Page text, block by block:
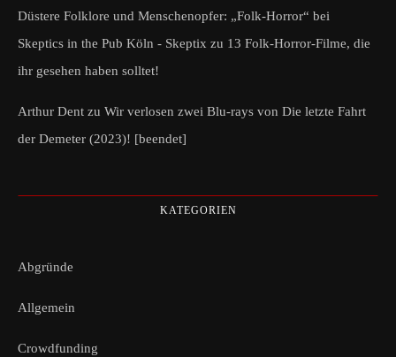
Düstere Folklore und Menschenopfer: „Folk-Horror“ bei
Skeptics in the Pub Köln - Skeptix zu 13 Folk-Horror-Filme, die
ihr gesehen haben solltet!
Arthur Dent zu Wir verlosen zwei Blu-rays von Die letzte Fahrt
der Demeter (2023)! [beendet]
KATEGORIEN
Abgründe
Allgemein
Crowdfunding